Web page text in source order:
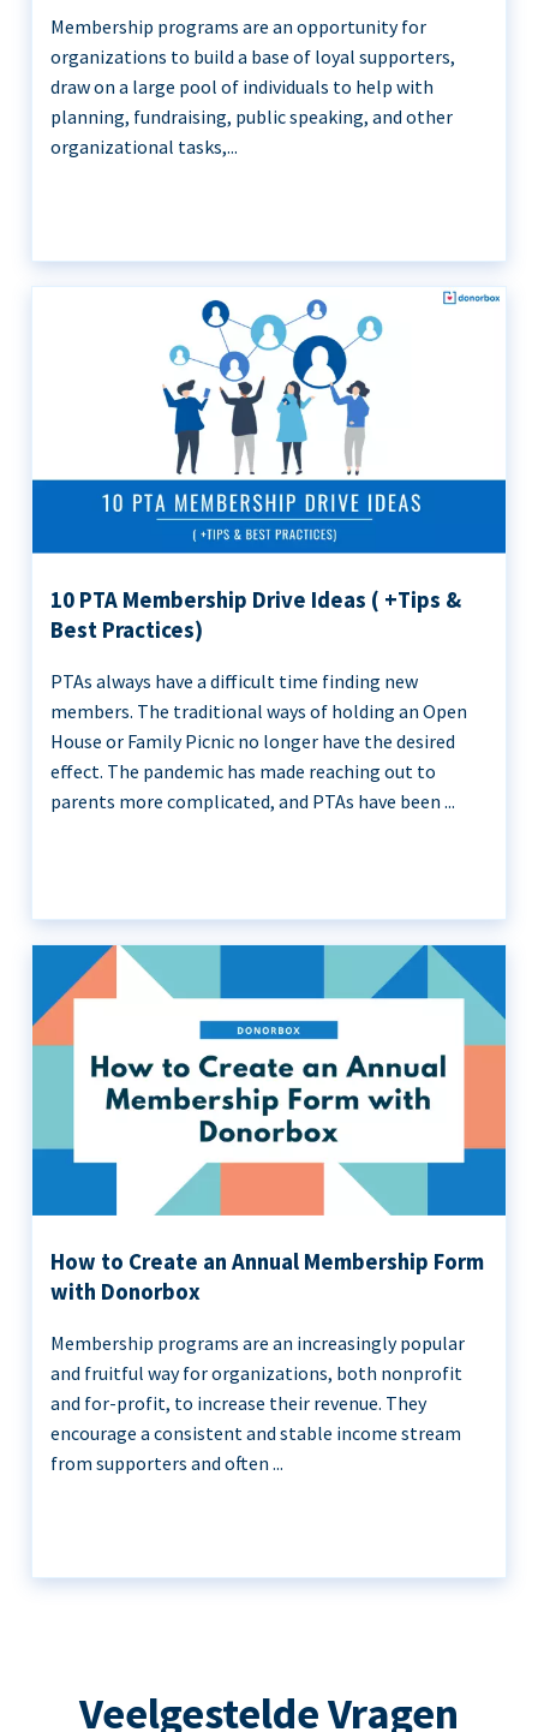
Membership programs are an opportunity for
organizations to build a base of loyal supporters,
draw on a large pool of individuals to help with
planning, fundraising, public speaking, and other
organizational tasks,...
10 PTA Membership Drive Ideas ( +Tips &
Best Practices)
PTAs always have a difficult time finding new
members. The traditional ways of holding an Open
House or Family Picnic no longer have the desired
effect. The pandemic has made reaching out to
parents more complicated, and PTAs have been ...
How to Create an Annual Membership Form
with Donorbox
Membership programs are an increasingly popular
and fruitful way for organizations, both nonprofit
and for-profit, to increase their revenue. They
encourage a consistent and stable income stream
from supporters and often ...
Veelgestelde Vragen